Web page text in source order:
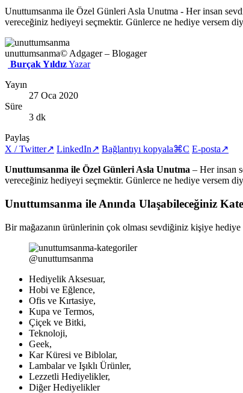
Unuttumsanma ile Özel Günleri Asla Unutma - Her insan
vereceğiniz hediyeyi seçmektir. Günlerce ne hediye versem
unuttumsanma© Adgager – Blogager
Burçak YıldızYazar
Yayın
27 Oca 2020
Süre
3 dk
Paylaş
X / Twitter↗ LinkedIn↗ Bağlantıyı kopyala⌘C E-posta↗
Unuttumsanma ile Özel Günleri Asla Unutma – Her insan
vereceğiniz hediyeyi seçmektir. Günlerce ne hediye versem
Unuttumsanma ile Anında Ulaşabileceğiniz
Bir mağazanın ürünlerinin çok olması sevdiğiniz kişiye hediye
@unuttumsanma
Hediyelik Aksesuar,
Hobi ve Eğlence,
Ofis ve Kırtasiye,
Kupa ve Termos,
Çiçek ve Bitki,
Teknoloji,
Geek,
Kar Küresi ve Biblolar,
Lambalar ve Işıklı Ürünler,
Lezzetli Hediyelikler,
Diğer Hediyelikler